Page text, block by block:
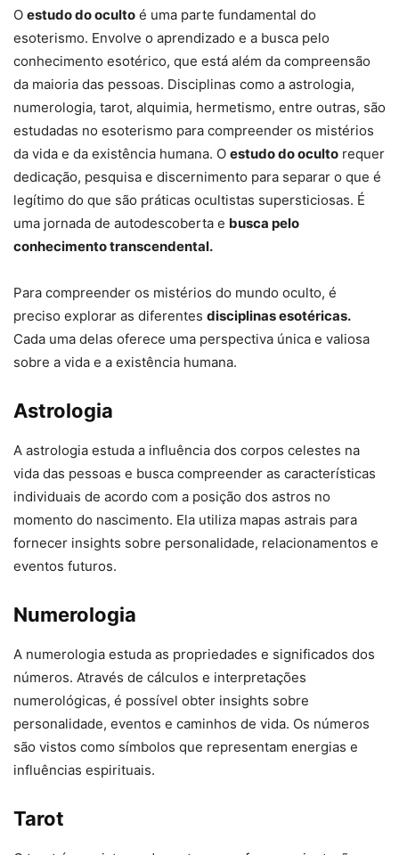
O estudo do oculto é uma parte fundamental do
esoterismo. Envolve o aprendizado e a busca pelo
conhecimento esotérico, que está além da compreensão
da maioria das pessoas. Disciplinas como a astrologia,
numerologia, tarot, alquimia, hermetismo, entre outras, são
estudadas no esoterismo para compreender os mistérios
da vida e da existência humana. O estudo do oculto requer
dedicação, pesquisa e discernimento para separar o que é
legítimo do que são práticas ocultistas supersticiosas. É
uma jornada de autodescoberta e busca pelo
conhecimento transcendental.
Para compreender os mistérios do mundo oculto, é
preciso explorar as diferentes disciplinas esotéricas.
Cada uma delas oferece uma perspectiva única e valiosa
sobre a vida e a existência humana.
Astrologia
A astrologia estuda a influência dos corpos celestes na
vida das pessoas e busca compreender as características
individuais de acordo com a posição dos astros no
momento do nascimento. Ela utiliza mapas astrais para
fornecer insights sobre personalidade, relacionamentos e
eventos futuros.
Numerologia
A numerologia estuda as propriedades e significados dos
números. Através de cálculos e interpretações
numerológicas, é possível obter insights sobre
personalidade, eventos e caminhos de vida. Os números
são vistos como símbolos que representam energias e
influências espirituais.
Tarot